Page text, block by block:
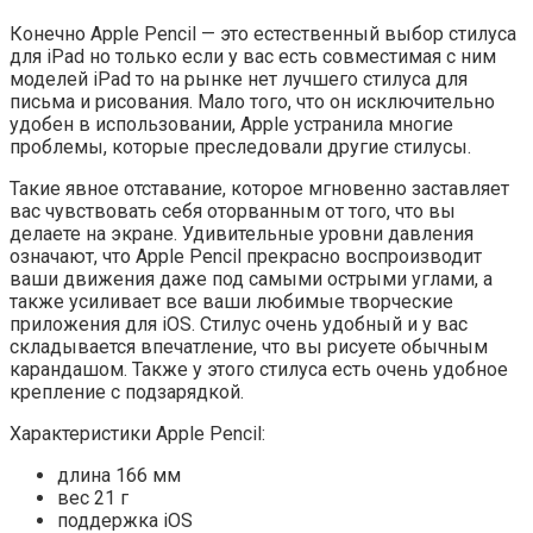
Конечно Apple Pencil — это естественный выбор стилуса
для iPad но только если у вас есть совместимая с ним
моделей iPad то на рынке нет лучшего стилуса для
письма и рисования. Мало того, что он исключительно
удобен в использовании, Apple устранила многие
проблемы, которые преследовали другие стилусы.
Такие явное отставание, которое мгновенно заставляет
вас чувствовать себя оторванным от того, что вы
делаете на экране. Удивительные уровни давления
означают, что Apple Pencil прекрасно воспроизводит
ваши движения даже под самыми острыми углами, а
также усиливает все ваши любимые творческие
приложения для iOS. Стилус очень удобный и у вас
складывается впечатление, что вы рисуете обычным
карандашом. Также у этого стилуса есть очень удобное
крепление с подзарядкой.
Характеристики Apple Pencil:
длина 166 мм
вес 21 г
поддержка iOS